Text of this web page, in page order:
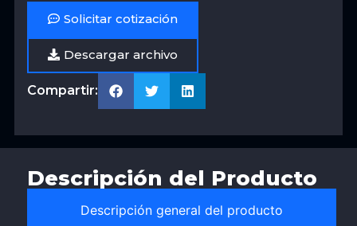
Solicitar cotización
Descargar archivo
Compartir:
Descripción del Producto
Descripción general del producto